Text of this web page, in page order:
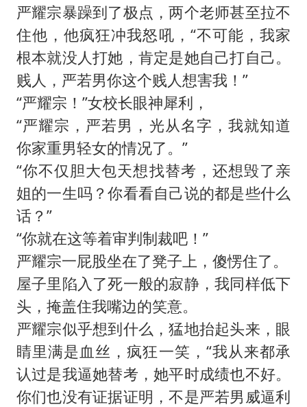
严耀宗暴躁到了极点，两个老师甚至拉不
住他，他疯狂冲我怒吼，“不可能，我家
根本就没人打她，肯定是她自己打自己。
贱人，严若男你这个贱人想害我！”
“严耀宗！”女校长眼神犀利，
“严耀宗，严若男，光从名字，我就知道
你家重男轻女的情况了。”
“你不仅胆大包天想找替考，还想毁了亲
姐的一生吗？你看看自己说的都是些什么
话？”
“你就在这等着审判制裁吧！”
严耀宗一屁股坐在了凳子上，傻愣住了。
屋子里陷入了死一般的寂静，我同样低下
头，掩盖住我嘴边的笑意。
严耀宗似乎想到什么，猛地抬起头来，眼
睛里满是血丝，疯狂一笑，“我从来都承
认过是我逼她替考，她平时成绩也不好。
你们也没有证据证明，不是严若男威逼利